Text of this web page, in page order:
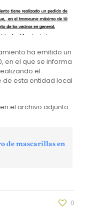
ha emitido un
en el que se informa
el
de esta entidad local
el archivo adjunto:
de mascarillas en
0